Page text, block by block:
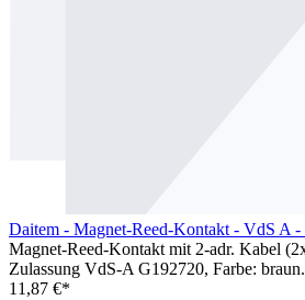
Daitem - Magnet-Reed-Kontakt - VdS A -
Magnet-Reed-Kontakt mit 2-adr. Kabel
Zulassung VdS-A G192720, Farbe: braun.
11,87 €*